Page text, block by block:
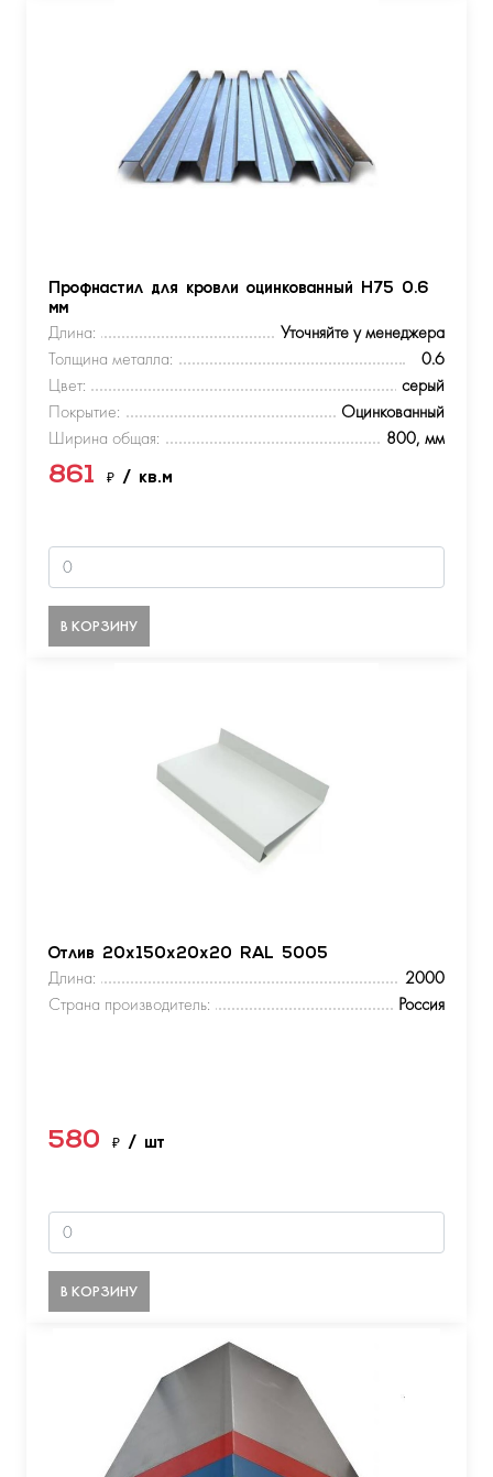
Профнастил для кровли оцинкованный Н75 0.6
мм
Длина:
Уточняйте у менеджера
Толщина металла:
0.6
Цвет:
серый
Покрытие:
Оцинкованный
Ширина общая:
800, мм
861 ₽ / кв.м
В КОРЗИНУ
Отлив 20х150х20х20 RAL 5005
Длина:
2000
Страна производитель:
Россия
580 ₽ / шт
В КОРЗИНУ